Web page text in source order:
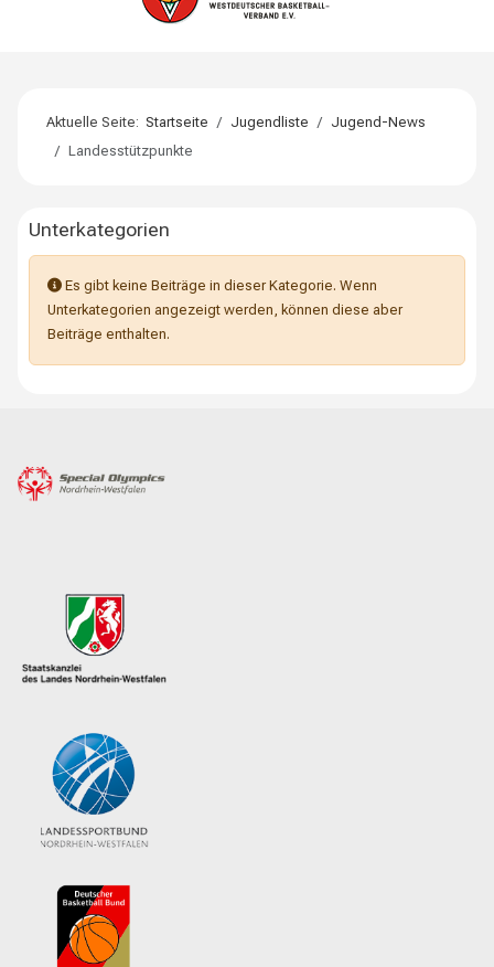
Aktuelle Seite:Startseite Jugendliste
Jugend-News
Landesstützpunkte
Unterkategorien
Information
Es gibt keine Beiträge in dieser Kategorie. Wenn
Unterkategorien angezeigt werden, können diese aber
Beiträge enthalten.